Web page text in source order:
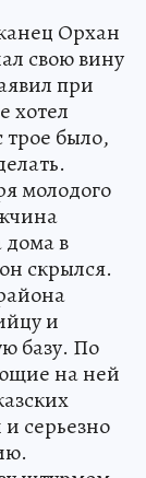
Орхан
свою вину
при
хотел
трое было,
молодого
дома в
скрылся.
и
базу. По
на ней
серьезно